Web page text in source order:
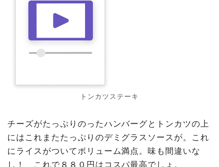
トンカツステーキ
チーズがたっぷりのったハンバーグとトンカツの上
にはこれまたたっぷりのデミグラスソースが。これ
にライスがついてボリューム満点。味も間違いな
し！ これで８８０円はコスパ最高でしょ。